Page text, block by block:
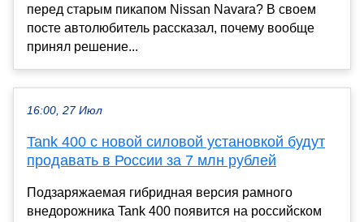
перед старым пикапом Nissan Navara? В своем
посте автолюбитель рассказал, почему вообще
принял решение...
16:00, 27 Июл
Tank 400 с новой силовой установкой будут
продавать в России за 7 млн рублей
Подзаряжаемая гибридная версия рамного
внедорожника Tank 400 появится на российском